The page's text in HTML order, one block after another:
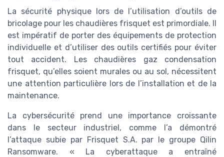
La sécurité physique lors de l’utilisation d’outils de
bricolage pour les chaudières frisquet est primordiale. Il
est impératif de porter des équipements de protection
individuelle et d’utiliser des outils certifiés pour éviter
tout accident. Les chaudières gaz condensation
frisquet, qu’elles soient murales ou au sol, nécessitent
une attention particulière lors de l’installation et de la
maintenance.
La cybersécurité prend une importance croissante
dans le secteur industriel, comme l’a démontré
l’attaque subie par Frisquet S.A. par le groupe Qilin
Ransomware. « La cyberattaque a entraîné